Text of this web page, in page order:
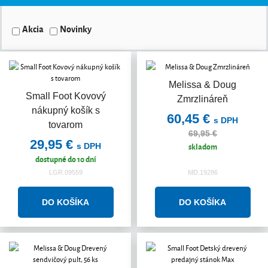
Akcia Novinky
Small Foot Kovový
nákupný košík s
tovarom
29,95 € s DPH
dostupné do 10 dní
LGR.09559
Melissa & Doug
Zmrzlináreň
Akcia
60,45 € s DPH
69,95 €
skladom
MD.19286